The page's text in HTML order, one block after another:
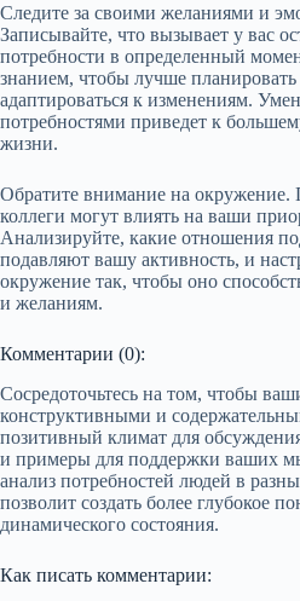
Следите за своими желаниями и
Записывайте, что вызывает у вас
потребности в определенный
знанием, чтобы лучше планировать
адаптироваться к изменениям.
потребностями приведет к
жизни.
Обратите внимание на окружение.
коллеги могут влиять на ваши
Анализируйте, какие отношения
подавляют вашу активность, и
окружение так, чтобы оно
и желаниям.
Комментарии (0):
Сосредоточьтесь на том, чтобы
конструктивными и
позитивный климат для
и примеры для поддержки ваших
анализ потребностей людей в
позволит создать более глубокое
динамического состояния.
Как писать комментарии: